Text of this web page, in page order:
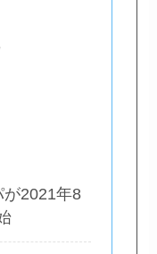
が2021年8